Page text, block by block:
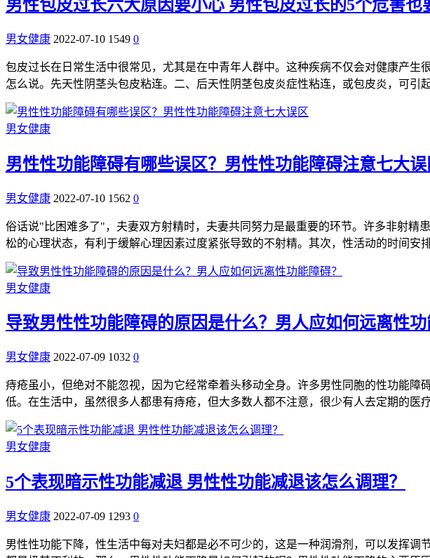
男性包皮过长六大原因要小心 男性包皮过长的5个危害也
男女健康 2022-07-10 1549 0
包皮过长在日常生活中很常见，尤其是在中青年人群中。这种疾病不仅会对健康产
怎么说。先天性阴茎头包皮粘连。二、后天性阴茎包皮炎症性粘连，或包皮炎，可
男女健康
男性性功能障碍有哪些误区？男性性功能障碍注意七大误
男女健康 2022-07-10 1562 0
俗话说"比困难多了"，夫妻双方射精时，夫妻共同努力是最重要的环节。许多非射
松的心理状态，有利于缓解心理因素过度紧张导致的不射精。其次，性活动的时间
男女健康
导致男性性功能障碍的原因是什么？男人应如何远离性功
男女健康 2022-07-09 1032 0
痔疮虽小，但绝对不能忽视，因为它经常牵着头移动全身。许多男性同胞的性功能
低。在生活中，虽然很多人都患有痔疮，但大多数人都不注意，很少有人去定期的医
男女健康
5个表现暗示性功能减退 男性性功能减退该怎么调理？
男女健康 2022-07-09 1293 0
男性性功能下降，性生活中每对夫妇都是必不可少的，这是一种润滑剂，可以发挥